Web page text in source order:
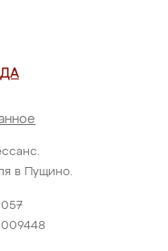
в Пущино.